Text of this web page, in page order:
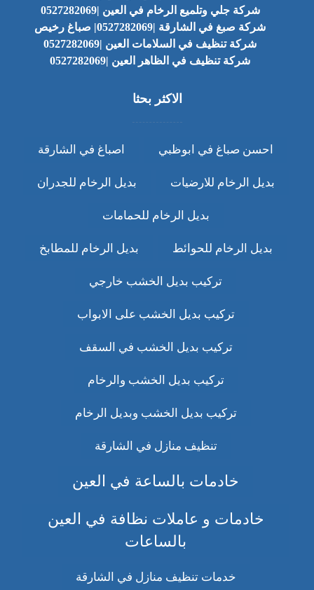
شركة جلي وتلميع الرخام في العين |0527282069
شركة صبغ في الشارقة |0527282069| صباغ رخيص
شركة تنظيف في السلامات العين |0527282069
شركة تنظيف في الظاهر العين |0527282069
الاكثر بحثا
احسن صباغ في ابوظبي اصباغ في الشارقة
بديل الرخام للارضيات بديل الرخام للجدران
بديل الرخام للحمامات
بديل الرخام للحوائط بديل الرخام للمطابخ
تركيب بديل الخشب خارجي
تركيب بديل الخشب على الابواب
تركيب بديل الخشب في السقف
تركيب بديل الخشب والرخام
تركيب بديل الخشب وبديل الرخام
تنظيف منازل في الشارقة
خادمات بالساعة في العين
خادمات و عاملات نظافة في العين
بالساعات
خدمات تنظيف منازل في الشارقة